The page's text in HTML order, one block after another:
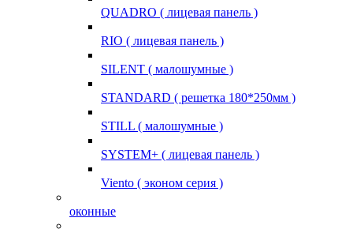
QUADRO ( лицевая панель )
RIO ( лицевая панель )
SILENT ( малошумные )
STANDARD ( решетка 180*250мм )
STILL ( малошумные )
SYSTEM+ ( лицевая панель )
Viento ( эконом серия )
оконные